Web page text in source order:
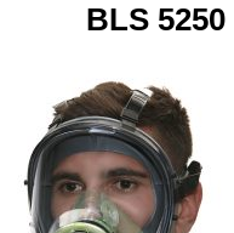
BLS 5250